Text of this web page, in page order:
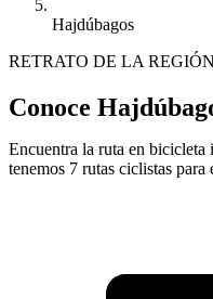
Hajdúbagos
RETRATO DE LA REGIÓN
Conoce
Encuentra la ruta en
tenemos 7 rutas ciclistas para